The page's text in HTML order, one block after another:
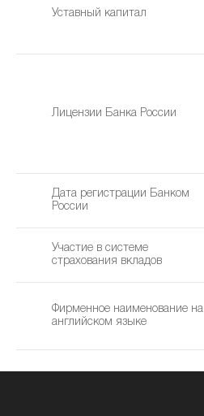
Уставный капитал
Лицензии Банка России
Дата регистрации Банком
России
Участие в системе
страхования вкладов
Фирменное наименование на
английском языке